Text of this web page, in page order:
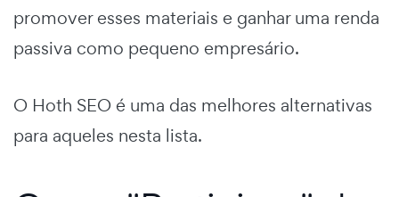
promover esses materiais e ganhar uma renda
passiva como pequeno empresário.
O Hoth SEO é uma das melhores alternativas
para aqueles nesta lista.